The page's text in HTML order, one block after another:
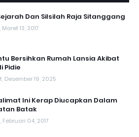
Dan Silsilah Raja Sitanggang
13, 2017
Bersihkan Rumah Lansia Akibat
Pidie
Desember 19, 2025
Ini Kerap Diucapkan Dalam
Batak
Februari 04, 2017